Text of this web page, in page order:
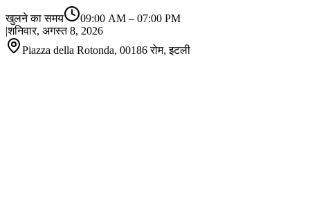
खुलने का समय 09:00 AM – 07:00 PM
|शनिवार, अगस्त 8, 2026
Piazza della Rotonda, 00186 रोम, इटली